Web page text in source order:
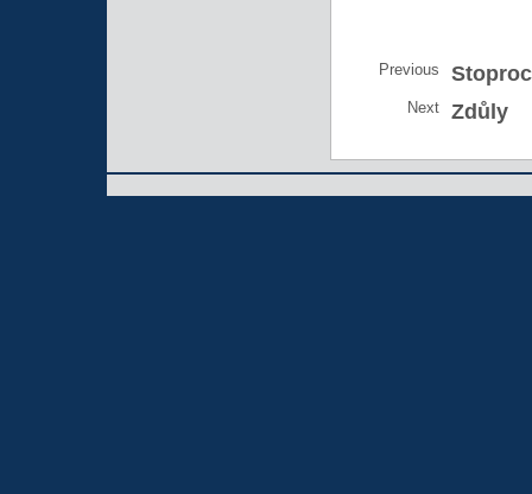
Previous
Next Zdůly